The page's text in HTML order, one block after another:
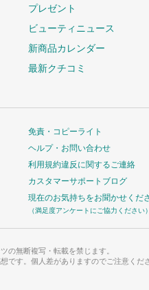
プレゼント
ビューティニュース
新商品カレンダー
最新クチコミ
免責・コピーライト
ヘルプ・お問い合わせ
利用規約違反に関するご連絡
カスタマーサポートブログ
現在のお気持ちをお聞かせくだ
（満足度アンケートにご協力ください）
の無断複写・転載を禁じます。
です。個人差がありますのでご注意くだ